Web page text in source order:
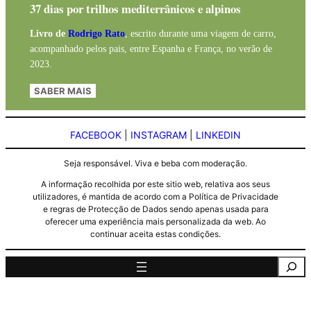
37 dias por trilhos mediterrânicos e alpinos
Livro de Rodrigo Rato, escrito durante uma viagem de carro,
acompanhado pelos pais, entre Espanha e França, no verão de
2023.
SABER MAIS
FACEBOOK INSTAGRAM LINKEDIN
Seja responsável. Viva e beba com moderação.
A informação recolhida por este sitio web, relativa aos seus
utilizadores, é mantida de acordo com a Política de Privacidade
e regras de Protecção de Dados sendo apenas usada para
oferecer uma experiência mais personalizada da web. Ao
continuar aceita estas condições.